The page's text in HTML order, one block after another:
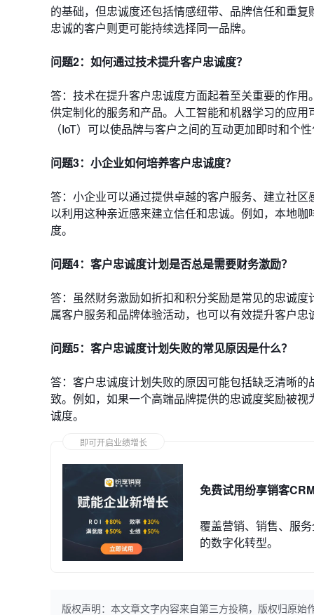
的基础，但忠诚度还包括情感纽带、品牌信任和重
忠诚的客户则更可能持续选择同一品牌。
问题2：如何通过技术提升客户忠诚度？
答：技术在提升客户忠诚度方面起着至关重要的作
供定制化的服务和产品。人工智能和机器学习的应
（IoT）可以使品牌与客户之间的互动更加即时和个
问题3：小企业如何培养客户忠诚度？
答：小企业可以通过提供卓越的客户服务、建立社
以利用这种亲近感来建立信任和忠诚。例如，本地
度。
问题4：客户忠诚度计划是否总是需要财务激励？
答：虽然财务激励如折扣和积分奖励是常见的忠诚
属客户服务和品牌体验活动，也可以有效提升客户
问题5：客户忠诚度计划失败的常见原因是什么？
答：客户忠诚度计划失败的原因可能包括缺乏清晰
致。例如，如果一个高端品牌提供的忠诚度奖励被
诚度。
即可开启业绩增长
免费试用纷享销客
覆盖营销、销售、服
的数字化转型。
版权声明：本文章文字内容来自第三方投稿，版权归原